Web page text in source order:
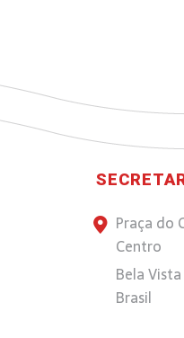
Praça do
Centro
Bela
Brasil